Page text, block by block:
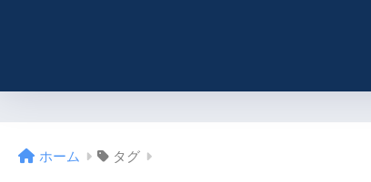
ホーム タグ